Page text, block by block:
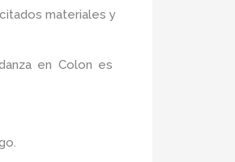
materiales y
en Colon es